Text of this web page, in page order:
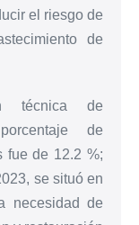
el riesgo de
de
técnica de
de
fue de 12.2 %;
se situó en
necesidad de